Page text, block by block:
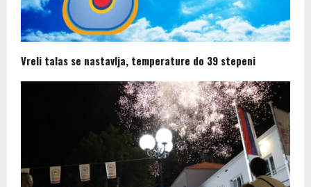
Vreli talas se nastavlja, temperature do 39 stepeni